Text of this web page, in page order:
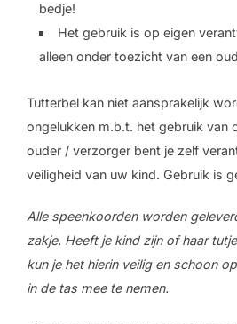
bedje!
Het gebruik is op eigen
alleen onder toezicht van een
Tutterbel kan niet aansprakelijk
ongelukken m.b.t. het gebruik van
ouder / verzorger bent je zelf
veiligheid van uw kind. Gebruik is
Alle speenkoorden worden
zakje. Heeft je kind zijn of haar
kun je het hierin veilig en schoon
in de tas mee te nemen.